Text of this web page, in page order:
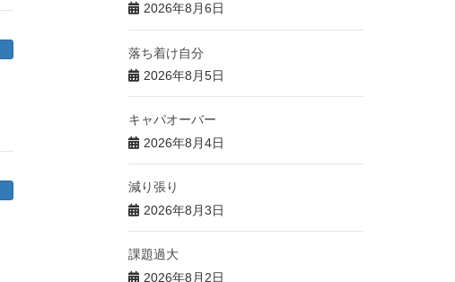
2026年8月6日
落ち着け自分
2026年8月5日
キャパオーバー
2026年8月4日
減り張り
2026年8月3日
課題過大
2026年8月2日